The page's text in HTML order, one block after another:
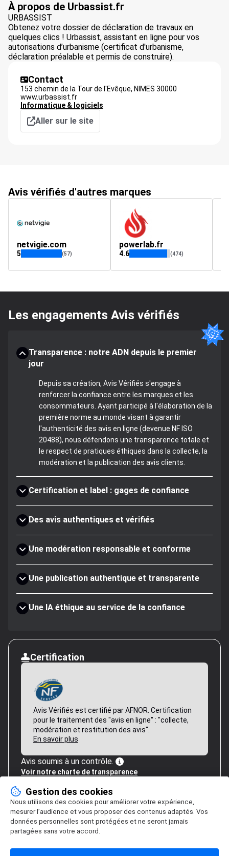
À propos de Urbassist.fr
URBASSIST
Obtenez votre dossier de déclaration de travaux en
quelques clics ! Urbassist, assistant en ligne pour vos
autorisations d’urbanisme (certificat d'urbanisme,
déclaration préalable et permis de construire).
Contact
153 chemin de la Tour de l'Evêque, NIMES 30000
www.urbassist.fr
Informatique & logiciels
Aller sur le site
Avis vérifiés d'autres marques
netvigie.com
5 (57)
powerlab.fr
4.6 (474)
Les engagements Avis vérifiés
Transparence : notre ADN depuis le premier
jour
Depuis sa création, Avis Vérifiés s'engage à
renforcer la confiance entre les marques et les
consommateurs. Ayant participé à l'élaboration de la
première norme au monde visant à garantir
l'authenticité des avis en ligne (devenue NF ISO
20488), nous défendons une transparence totale et
le respect de pratiques éthiques dans la collecte, la
modération et la publication des avis clients.
Certification et label : gages de confiance
Des avis authentiques et vérifiés
Une modération responsable et conforme
Une publication authentique et transparente
Une IA éthique au service de la confiance
Certification
Avis Vérifiés est certifié par AFNOR. Certification
pour le traitement des "avis en ligne" : "collecte,
modération et restitution des avis".
En savoir plus
Avis soumis à un contrôle.
Voir notre charte de transparence
Gestion des cookies
Nous utilisons des cookies pour améliorer votre expérience,
mesurer l’audience et vous proposer des contenus adaptés. Vos
données personnelles sont protégées et ne seront jamais
partagées sans votre accord.